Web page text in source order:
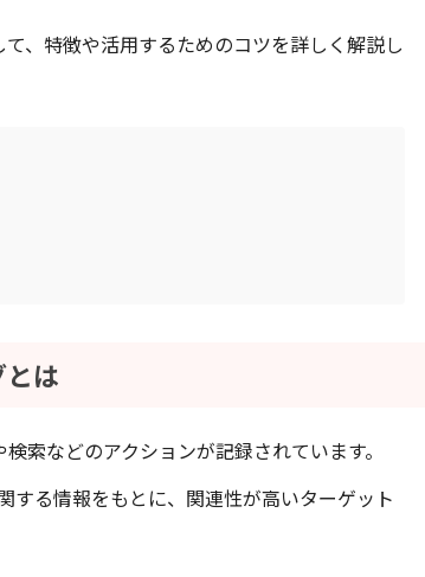
、特徴や活用するためのコツを詳しく解説し
は
索などのアクションが記録されています。
する情報をもとに、関連性が高いターゲット